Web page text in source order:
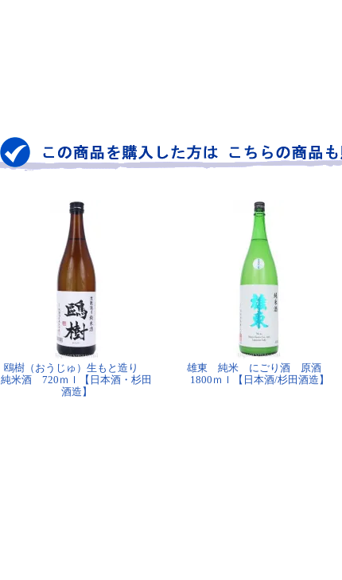
鴎樹（おうじゅ）生もと造り
純米酒 720ｍｌ【日本酒・杉田
酒造】
雄東 純米 にごり酒 原酒
1800ｍｌ【日本酒/杉田酒造】